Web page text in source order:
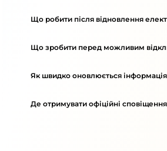
Що робити після відновлення
Що зробити перед можливим
Як швидко оновлюється інформація
Де отримувати офіційні